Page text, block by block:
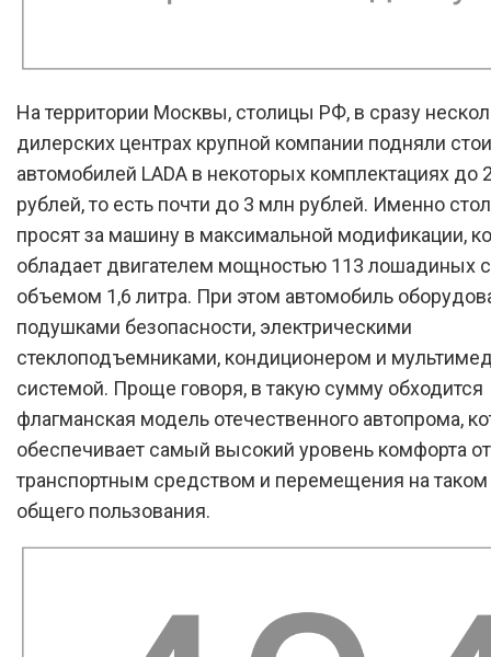
На территории Москвы, столицы РФ, в сразу
дилерских центрах крупной компании подняли
автомобилей LADA в некоторых комплектациях до
рублей, то есть почти до 3 млн рублей. Именно
просят за машину в максимальной модификации,
обладает двигателем мощностью 113 лошадиных
объемом 1,6 литра. При этом автомобиль
подушками безопасности, электрическими
стеклоподъемниками, кондиционером и
системой. Проще говоря, в такую сумму обходится
флагманская модель отечественного автопрома,
обеспечивает самый высокий уровень комфорта
транспортным средством и перемещения на
общего пользования.